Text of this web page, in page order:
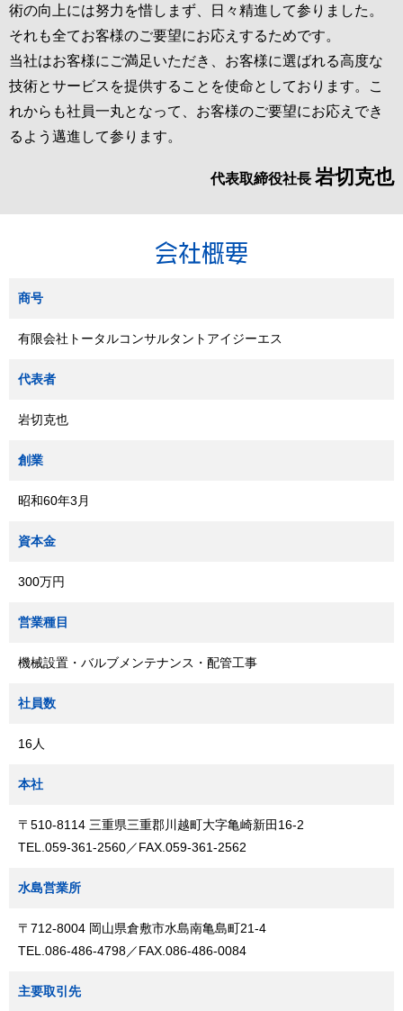
術の向上には努力を惜しまず、日々精進して参りました。
それも全てお客様のご要望にお応えするためです。
当社はお客様にご満足いただき、お客様に選ばれる高度な
技術とサービスを提供することを使命としております。こ
れからも社員一丸となって、お客様のご要望にお応えでき
るよう邁進して参ります。
代表取締役社長 岩切克也
会社概要
商号
有限会社トータルコンサルタントアイジーエス
代表者
岩切克也
創業
昭和60年3月
資本金
300万円
営業種目
機械設置・バルブメンテナンス・配管工事
社員数
16人
本社
〒510-8114 三重県三重郡川越町大字亀崎新田16-2
TEL. 059-361-2560／FAX.059-361-2562
水島営業所
〒712-8004 岡山県倉敷市水島南亀島町21-4
TEL. 086-486-4798／FAX.086-486-0084
主要取引先